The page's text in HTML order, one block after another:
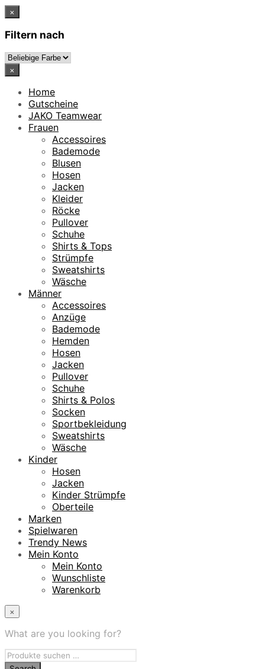
×
Filtern nach
×
Home
Gutscheine
JAKO Teamwear
Frauen
Accessoires
Bademode
Blusen
Hosen
Jacken
Kleider
Röcke
Pullover
Schuhe
Shirts & Tops
Strümpfe
Sweatshirts
Wäsche
Männer
Accessoires
Anzüge
Bademode
Hemden
Hosen
Jacken
Pullover
Schuhe
Shirts & Polos
Socken
Sportbekleidung
Sweatshirts
Wäsche
Kinder
Hosen
Jacken
Kinder Strümpfe
Oberteile
Marken
Spielwaren
Trendy News
Mein Konto
Mein Konto
Wunschliste
Warenkorb
×
What are you looking for?